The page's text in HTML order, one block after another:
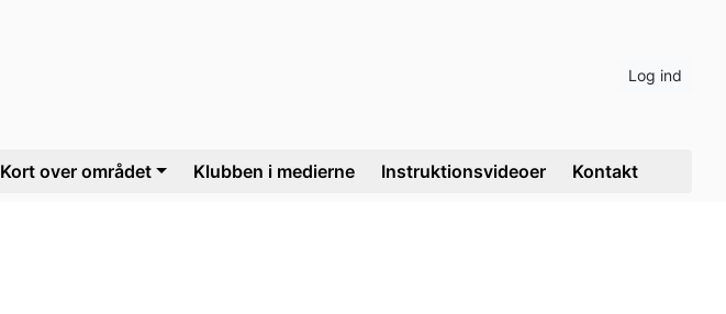
Log ind
Kort over området Klubben i medierne Instruktionsvideoer Kontakt